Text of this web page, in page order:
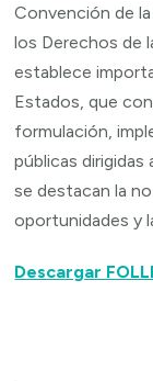
Convención de
los Derechos de
establece
Estados, que
formulación,
públicas dirigidas
se destacan la
oportunidades y
Descargar